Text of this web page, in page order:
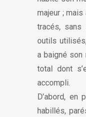
majeur ;
tracés,
outils
a baigné son
total dont
accompli.
D’abord, en
habillés,